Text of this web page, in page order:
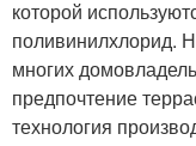
которой
поливинилхлорид.
многих
предпочтение
технология